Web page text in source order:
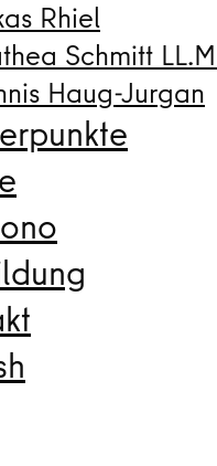
Rhiel
Schmitt
Haug-Jurgan